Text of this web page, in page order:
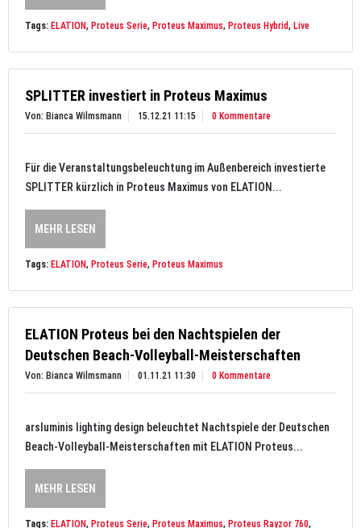
Tags: ELATION, Proteus Serie, Proteus Maximus, Proteus Hybrid, Live
SPLITTER investiert in Proteus Maximus
Von: Bianca Wilmsmann 15.12.21 11:15 0 Kommentare
Für die Veranstaltungsbeleuchtung im Außenbereich investierte
SPLITTER kürzlich in Proteus Maximus von ELATION...
MEHR LESEN
Tags: ELATION, Proteus Serie, Proteus Maximus
ELATION Proteus bei den Nachtspielen der
Deutschen Beach-Volleyball-Meisterschaften
Von: Bianca Wilmsmann 01.11.21 11:30 0 Kommentare
arsluminis lighting design beleuchtet Nachtspiele der Deutschen
Beach-Volleyball-Meisterschaften mit ELATION Proteus...
MEHR LESEN
Tags: ELATION, Proteus Serie, Proteus Maximus, Proteus Rayzor 760,